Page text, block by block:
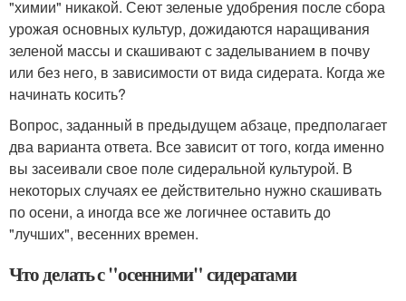
"химии" никакой. Сеют зеленые удобрения после сбора
урожая основных культур, дожидаются наращивания
зеленой массы и скашивают с заделыванием в почву
или без него, в зависимости от вида сидерата. Когда же
начинать косить?
Вопрос, заданный в предыдущем абзаце, предполагает
два варианта ответа. Все зависит от того, когда именно
вы засеивали свое поле сидеральной культурой. В
некоторых случаях ее действительно нужно скашивать
по осени, а иногда все же логичнее оставить до
"лучших", весенних времен.
Что делать с "осенними" сидератами